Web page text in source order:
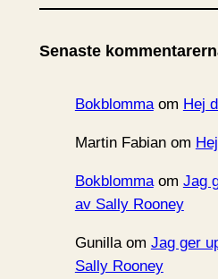
k
v
Senaste
Bokblommaom Hej
Martin Fabianom
Bokblommaom Jag
av Sally Rooney
Gunillaom Jag ger
Sally Rooney